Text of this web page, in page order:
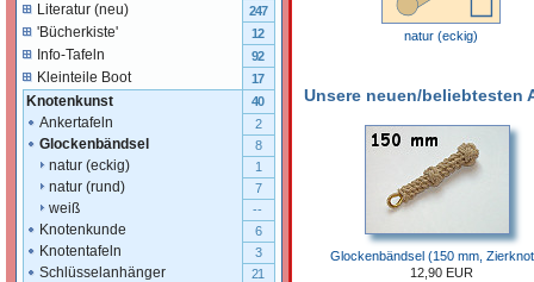
natur (eckig)
Unsere neuen/beliebtesten
Glockenbändsel (150 mm,
12,90 EUR
Literatur (neu) 247
'Bücherkiste' 12
Info-Tafeln 92
Kleinteile Boot 17
Knotenkunst 40
Ankertafeln 2
Glockenbändsel 8
natur (eckig) 1
natur (rund) 7
weiß --
Knotenkunde 6
Knotentafeln 3
Schlüsselanhänger 21